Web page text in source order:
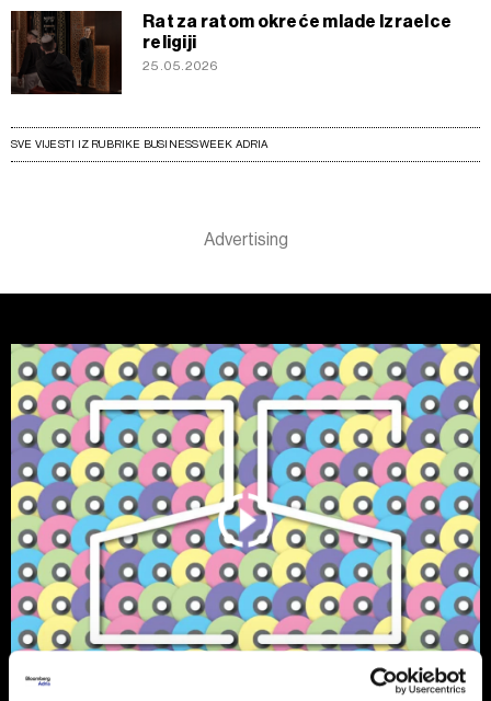
Rat za ratom okreće mlade Izraelce
religiji
25.05.2026
SVE VIJESTI IZ RUBRIKE BUSINESSWEEK ADRIA